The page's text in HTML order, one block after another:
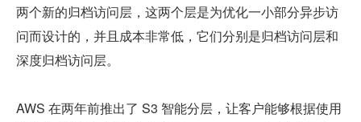
两个新的归档访问层，这两个层是为优化一小部分异步访
问而设计的，并且成本非常低，它们分别是归档访问层和
深度归档访问层。
AWS 在两年前推出了 S3 智能分层，让客户能够根据使用